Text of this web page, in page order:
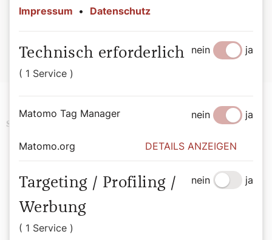
Beten, Herr Pfarrer! – Anekdoten zwischen Alltag und
Altar. Von Bernadette Spitzer, 176 Seiten, ISBN: 978-3-
85351-332-3, EUR 27,00
Hier geht es zur Buchbestellung
Schlagwörter
Autor:
Impressum • Datenschutz
Technisch erforderlich
( 1 Service )
nein ja
Matomo Tag Manager nein ja
Matomo.org DETAILS ANZEIGEN
Targeting / Profiling /
Werbung
( 1 Service )
nein ja